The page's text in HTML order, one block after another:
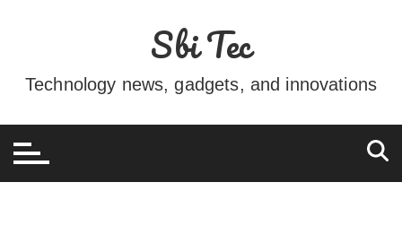
conteúdo
Sbi Tec
Technology news, gadgets, and innovations